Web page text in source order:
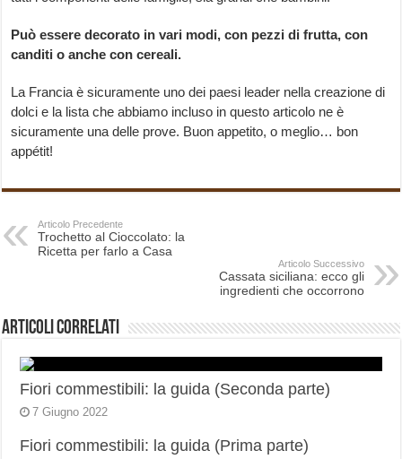
Può essere decorato in vari modi, con pezzi di frutta, con
canditi o anche con cereali.
La Francia è sicuramente uno dei paesi leader nella creazione di
dolci e la lista che abbiamo incluso in questo articolo ne è
sicuramente una delle prove. Buon appetito, o meglio… bon
appétit!
Articolo Precedente
Trochetto al Cioccolato: la
Ricetta per farlo a Casa
Articolo Successivo
Cassata siciliana: ecco gli
ingredienti che occorrono
Articoli correlati
Fiori commestibili: la guida (Seconda parte)
7 Giugno 2022
Fiori commestibili: la guida (Prima parte)